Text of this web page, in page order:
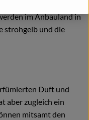
im Anbauland in
strohgelb und die
Duft und
aber zugleich ein
mitsamt den